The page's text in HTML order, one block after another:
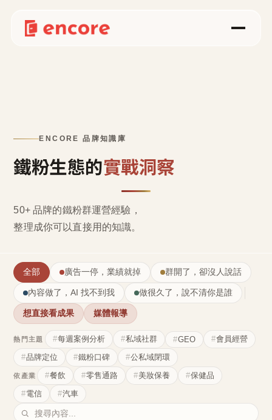
ENCORE 品牌知識庫
鐵粉生態的實戰洞察
50+ 品牌的鐵粉群運營經驗，
整理成你可以直接用的知識。
全部 廣告一停，業績就掉 群開了，卻沒人說話
內容做了，AI 找不到我 做很久了，說不清你是誰
想直接看成果 媒體報導
熱門主題 每週案例分析 私域社群 GEO
會員經營
品牌定位
鐵粉口碑 公私域閉環
依產業 餐飲 零售通路 美妝保養
保健品
電信
汽車